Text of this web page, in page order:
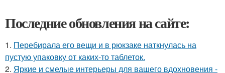
Последние обновления на сайте:
1. Перебирала его вещи и в рюкзаке наткнулась на
пустую упаковку от каких-то таблеток.
2. Яркие и смелые интерьеры для вашего вдохновения -